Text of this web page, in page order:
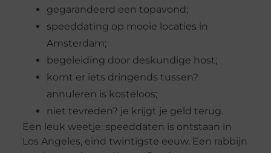
gegarandeerd een topavond;
speeddating op mooie locaties in
Amsterdam;
begeleiding door deskundige host;
komt er iets dringends tussen?
annuleren is kosteloos;
niet tevreden? je krijgt je geld terug.
Een leuk weetje: speeddaten is ontstaan in
Los Angeles, eind twintigste eeuw. Een rabbijn